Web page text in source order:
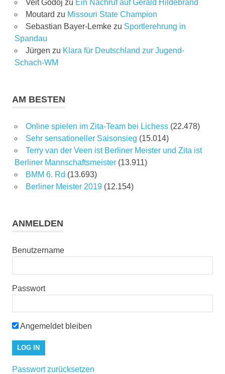
Veit Godoj zu Ein Nachruf auf Gerald Hildebrand
Moutard zu Missouri State Champion
Sebastian Bayer-Lemkezu Sportlerehrung in
Spandau
Jürgen zu Klara für Deutschland zur Jugend-
Schach-WM
AM BESTEN
Online spielen im Zita-Team bei Lichess (22.478)
Sehr sensationeller Saisonsieg (15.014)
Terry van der Veen ist Berliner Meister und Zita ist
Berliner Mannschaftsmeister (13.911)
BMM 6. Rd (13.693)
Berliner Meister 2019 (12.154)
ANMELDEN
Benutzername
Passwort
Angemeldet bleiben
Passwort zurücksetzen